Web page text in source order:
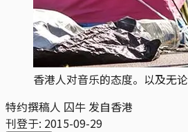
香港人对音乐的态度。以及无
特约撰稿人 囚牛 发自香港
刊登于: 2015-09-29